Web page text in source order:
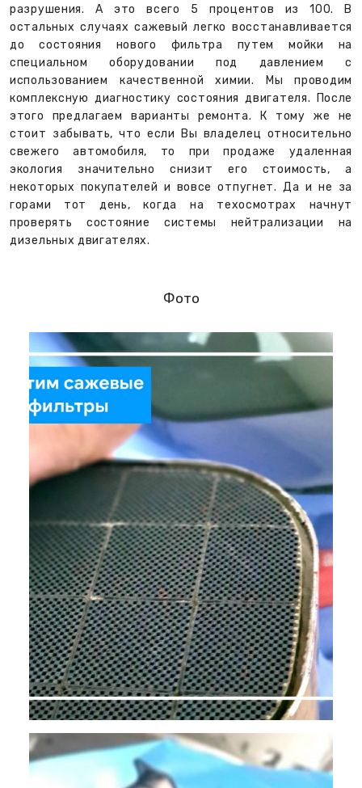
разрушения. А это всего 5 процентов из 100. В
остальных случаях сажевый легко восстанавливается
до состояния нового фильтра путем мойки на
специальном оборудовании под давлением с
использованием качественной химии. Мы проводим
комплексную диагностику состояния двигателя. После
этого предлагаем варианты ремонта. К тому же не
стоит забывать, что если Вы владелец относительно
свежего автомобиля, то при продаже удаленная
экология значительно снизит его стоимость, а
некоторых покупателей и вовсе отпугнет. Да и не за
горами тот день, когда на техосмотрах начнут
проверять состояние системы нейтрализации на
дизельных двигателях.
Фото